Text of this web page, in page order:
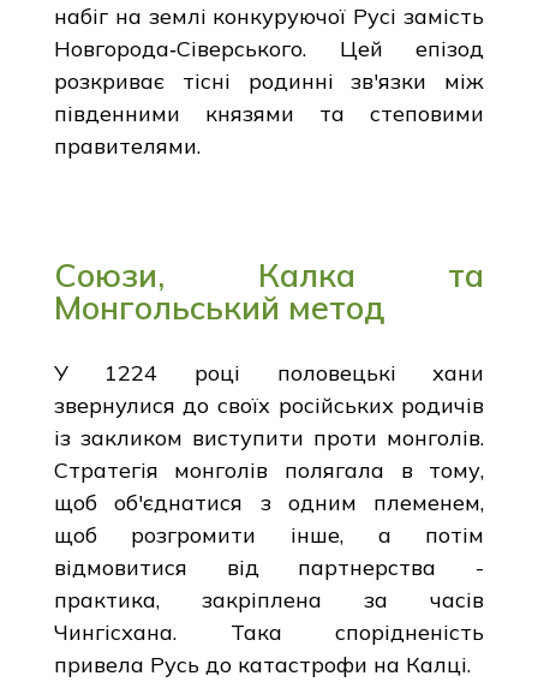
набіг на землі конкуруючої Русі замість
Новгорода‑Сіверського. Цей епізод
розкриває тісні родинні зв'язки між
південними князями та степовими
правителями.
Союзи, Калка та
Монгольський метод
У 1224 році половецькі хани
звернулися до своїх російських родичів
із закликом виступити проти монголів.
Стратегія монголів полягала в тому,
щоб об'єднатися з одним племенем,
щоб розгромити інше, а потім
відмовитися від партнерства -
практика, закріплена за часів
Чингісхана. Така спорідненість
привела Русь до катастрофи на Калці.